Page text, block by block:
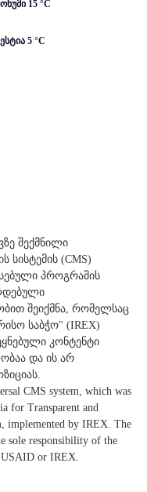
15 °C
5 °C
შექმნილი
სისტემის (CMS)
პროგრამის
შეიქმნა, რომელსაც
საბჭო" (IREX)
კონტენტი
და ის არ
CMS system, which was
for Transparent and
implemented by IREX. The
sole responsibility of the
USAID or IREX.